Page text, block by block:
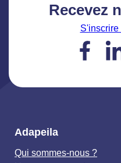
Recevez
S'inscrire
Adapeila
Qui sommes-nous ?